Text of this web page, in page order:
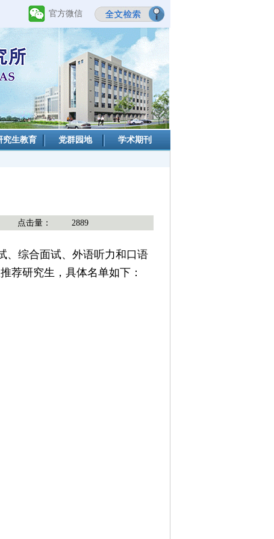
官方微信
究生教育 党群园地 学术期刊
点击量： 2889
、综合面试、外语听力和口语
荐研究生，具体名单如下：